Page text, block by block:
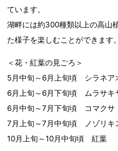
ています。
湖畔には約300種類以上の高山
た様子を楽しむことができます。
＜花・紅葉の見ごろ＞
5月中旬～6月上旬頃 シラネア
6月上旬～6月下旬頃 ムラサキ
6月中旬～7月下旬頃 コマクサ
7月上旬～7月中旬頃 ノゾリキ
10月上旬～10月中旬頃 紅葉